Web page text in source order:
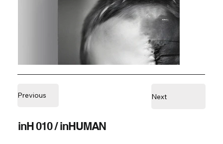
inH 010 / inHUMAN
Next
Previous